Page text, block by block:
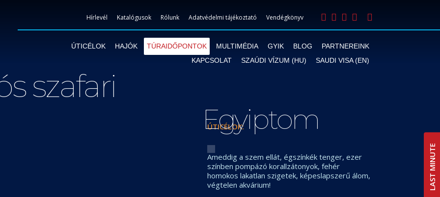
Hírlevél Katalógusok Rólunk Adatvédelmi tájékoztató Vendégkönyv
ÚTICÉLOK HAJÓK TÚRAIDŐPONTOK MULTIMÉDIA GYIK BLOG
PARTNEREINK
KAPCSOLAT
SZAÚDI VÍZUM (HU) SAUDI VISA (EN)
szafari
ÚTICÉLOK:
Egyiptom
Ameddig a szem ellát, égszínkék tenger, ezer
színben pompázó korallzátonyok, fehér
homokos lakatlan szigetek, képeslapszerű álom,
végtelen akvárium!
LAST MINUTE